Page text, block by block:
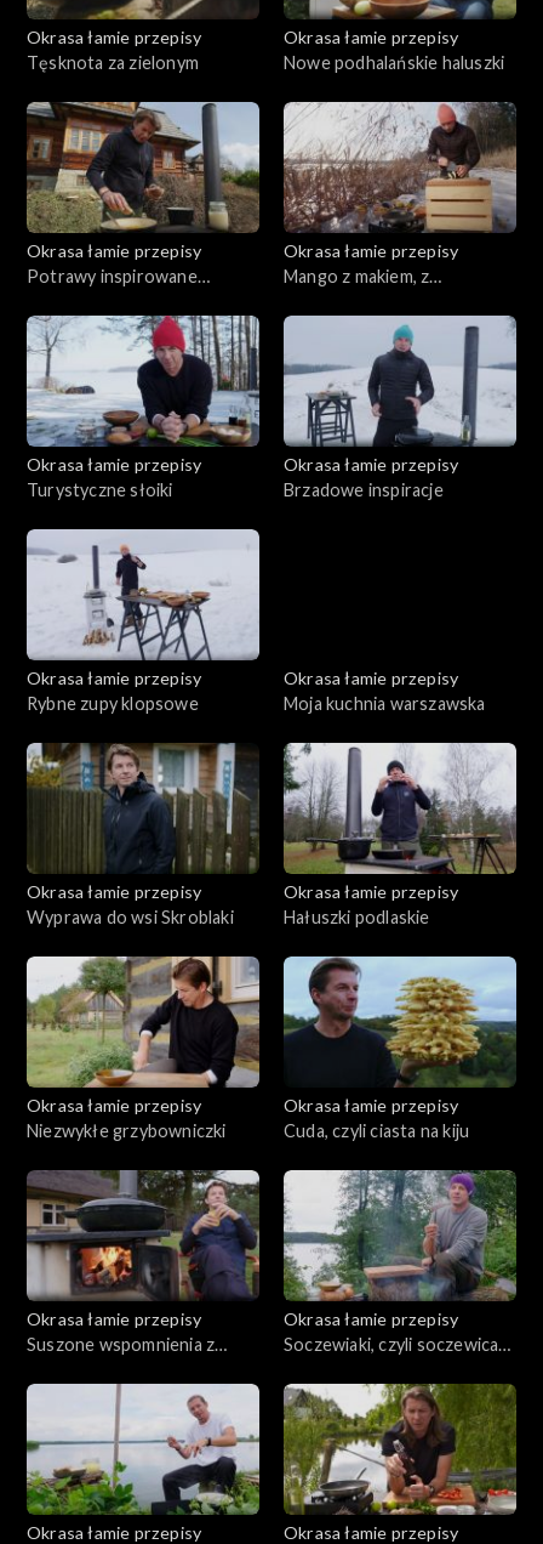
Okrasa łamie przepisy
Tęsknota za zielonym
Okrasa łamie przepisy
Nowe podhalańskie haluszki
Okrasa łamie przepisy
Potrawy inspirowane
Okrasa łamie przepisy
Mango z makiem, z
Okrasa łamie przepisy
Turystyczne słoiki
Okrasa łamie przepisy
Brzadowe inspiracje
Okrasa łamie przepisy
Rybne zupy klopsowe
Okrasa łamie przepisy
Moja kuchnia warszawska
Okrasa łamie przepisy
Wyprawa do wsi Skroblaki
Okrasa łamie przepisy
Hałuszki podlaskie
Okrasa łamie przepisy
Niezwykłe grzybowniczki
Okrasa łamie przepisy
Cuda, czyli ciasta na kiju
Okrasa łamie przepisy
Suszone wspomnienia z
Okrasa łamie przepisy
Soczewiaki, czyli soczewica
Okrasa łamie przepisy
Okrasa łamie przepisy